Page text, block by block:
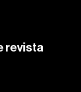
revista